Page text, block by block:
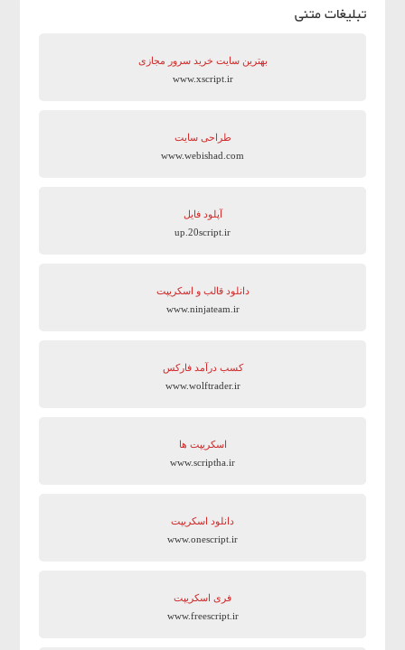
تبلیغات متنی
بهترین سایت‌ خرید سرور مجازی
www.xscript.ir
طراحی سایت
www.webishad.com
آپلود فایل
up.20script.ir
دانلود قالب و اسکریپت
www.ninjateam.ir
کسب درآمد فارکس
www.wolftrader.ir
اسکریپت ها
www.scriptha.ir
دانلود اسکریپت
www.onescript.ir
فری اسکریپت
www.freescript.ir